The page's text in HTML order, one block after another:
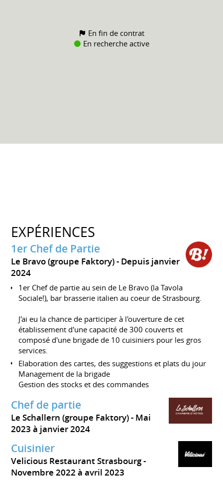
En fin de contrat
En recherche active
EXPÉRIENCES
1er Chef de Partie
Le Bravo (groupe Faktory)
Depuis janvier
2024
1er Chef de partie au sein de Le Bravo (la Tavola
Sociale!), bar brasserie italien au coeur de Strasbourg.
J'ai eu la chance de participer à l'ouverture de cet
établissement d'une capacité de 300 couverts et
composé d'une brigade de 10 cuisiniers pour les gros
services.
Elaboration des cartes, des suggestions et plats du jour
Management de la brigade
Gestion des stocks et des commandes
Chef de partie
Le Schallern (groupe Faktory)
Mai
2023 à janvier 2024
Cuisinier
Velicious Restaurant Strasbourg
Novembre 2022 à avril 2023